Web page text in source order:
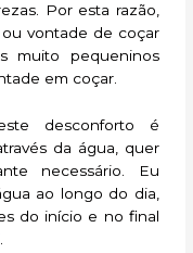
Por esta razão,
vontade de coçar
muito pequeninos
em coçar.
desconforto é
da água, quer
necessário. Eu
ao longo do dia,
do início e no final